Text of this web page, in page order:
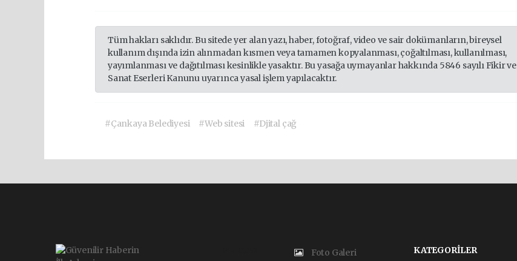
Tüm hakları saklıdır. Bu sitede yer alan yazı, haber, fotoğraf, video ve sair dokümanların, bireysel
kullanım dışında izin alınmadan kısmen veya tamamen kopyalanması, çoğaltılması, kullanılması,
yayımlanması ve dağıtılması kesinlikle yasaktır. Bu yasağa uymayanlar hakkında 5846 sayılı Fikir ve
Sanat Eserleri Kanunu uyarınca yasal işlem yapılacaktır.
#Çankaya Belediyesi #Web sitesi #Djital çağ
Foto Galeri KATEGORİLER